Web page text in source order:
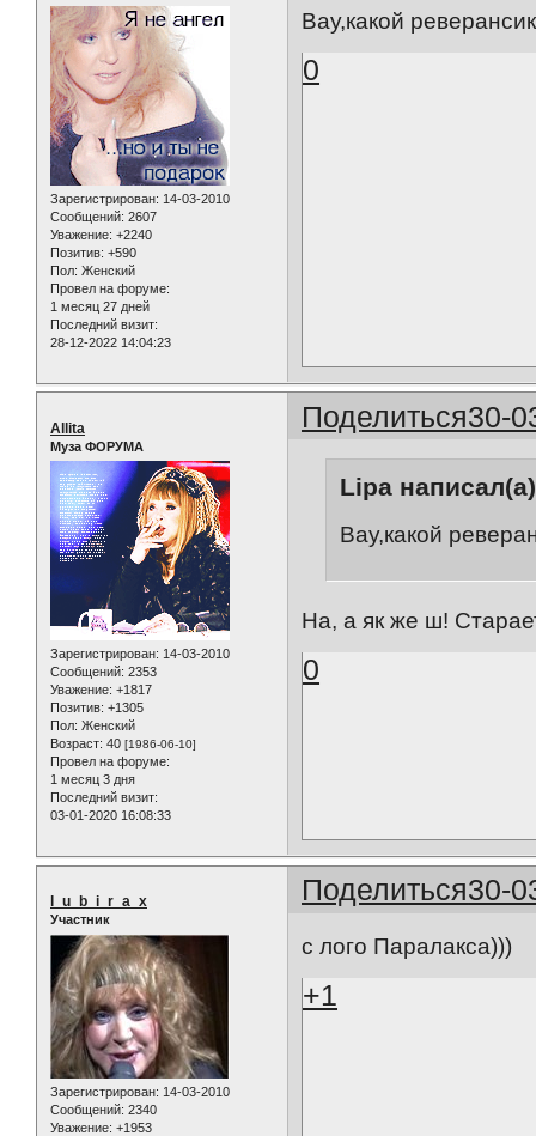
Зарегистрирован: 14-03-2010
Сообщений: 2607
Уважение: +2240
Позитив: +590
Пол: Женский
Провел на форуме:
1 месяц 27 дней
Последний визит:
28-12-2022 14:04:23
Вау,какой
0
Поделиться30-
Allita
Муза ФОРУМА
Зарегистрирован: 14-03-2010
Сообщений: 2353
Уважение: +1817
Позитив: +1305
Пол: Женский
Возраст: 40 [1986-06-10]
Провел на форуме:
1 месяц 3 дня
Последний визит:
03-01-2020 16:08:33
Lipa
Вау,какой
На, а як же ш!
0
Поделиться30-
l_u_b_i_r_a_x
Участник
Зарегистрирован: 14-03-2010
Сообщений: 2340
Уважение: +1953
с лого Паралакса)))
+1